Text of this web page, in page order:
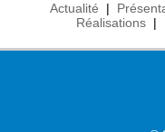
Actualité |
Réalisations |